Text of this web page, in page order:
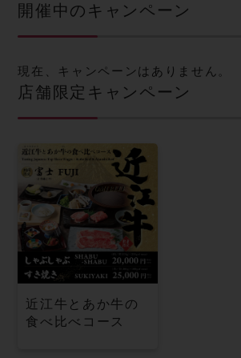
開催中のキャンペーン
現在、キャンペーンはありません。
店舗限定キャンペーン
近江牛とあか牛の
食べ比べコース